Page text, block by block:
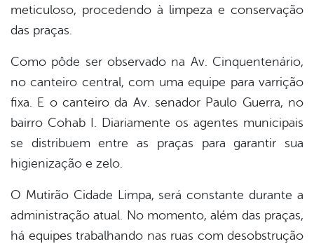
meticuloso, procedendo à limpeza e conservação
das praças.
Como pôde ser observado na Av. Cinquentenário,
no canteiro central, com uma equipe para varrição
fixa. E o canteiro da Av. senador Paulo Guerra, no
bairro Cohab I. Diariamente os agentes municipais
se distribuem entre as praças para garantir sua
higienização e zelo.
O Mutirão Cidade Limpa, será constante durante a
administração atual. No momento, além das praças,
há equipes trabalhando nas ruas com desobstrução